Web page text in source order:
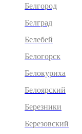
Белгород
Белград
Белебей
Белогорск
Белокуриха
Белоярский
Березники
Березовский